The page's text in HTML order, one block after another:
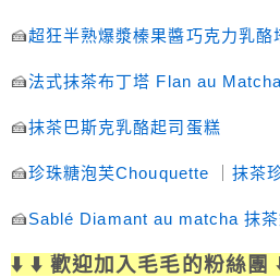
🍰超狂半熟爆漿榛果醬巧克力乳酪
🍰法式抹茶布丁塔 Flan au Matcha
🍰抹茶巴斯克乳酪起司蛋糕
🍰珍珠糖泡芙Chouquette 抹茶
🍰Sablé Diamant au matcha 抹
⬇️ ⬇️ 歡迎加入毛毛的粉絲團